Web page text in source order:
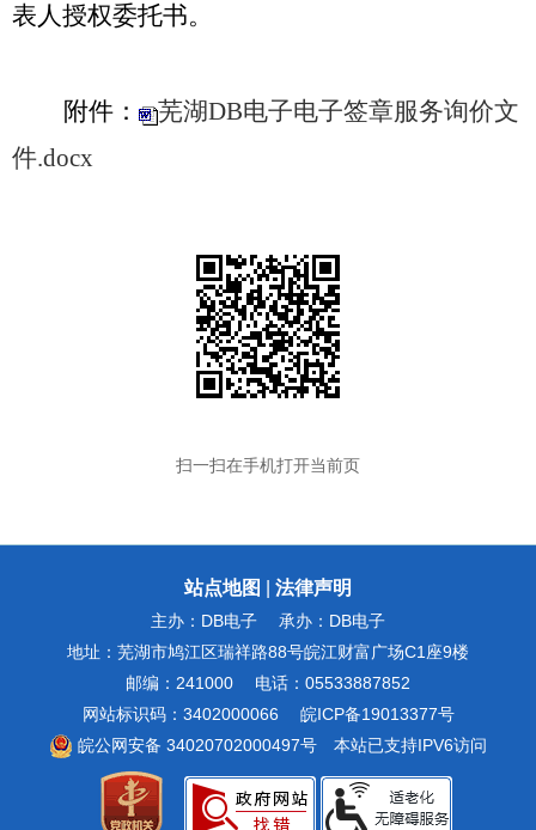
表人授权委托书。
附件：
芜湖DB电子电子签章服务询价文
件.docx
扫一扫在手机打开当前页
站点地图 法律声明
主办：DB电子
承办：DB电子
地址：芜湖市鸠江区瑞祥路88号皖江财富广场C1座9楼
邮编：241000
电话：05533887852
网站标识码：3402000066
皖ICP备19013377号
皖公网安备 34020702000497号
本站已支持IPV6访问